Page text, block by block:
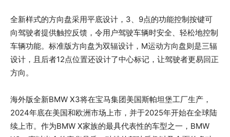
全新样式的方向盘采用平底设计，3、9点的功能控制按键可
向驾驶者提供触控反馈，令用户驾驶车辆时安全、轻松地控制
车辆功能。标准版方向盘为双辐设计，M运动方向盘则是三辐
设计，且后者12点位置还设计了中心标记，让驾驶者更易回正
方向。
海外版全新BMW X3将在宝马集团美国斯帕坦堡工厂生产，
2024年底在美国和欧洲市场上市，并于2025年开始在全球陆
续上市。作为BMW X家族的最具代表性的车型之一，BMW